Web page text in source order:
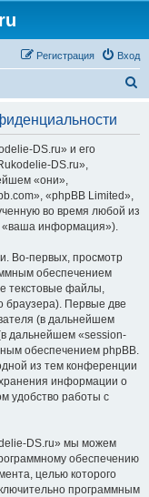
Вход
Регистрация
DS.ru» и его
DS.ru»,
«они»,
«phpBB Limited»,
во время любой из
«ваша информация»).
Во-первых, просмотр
обеспечением
текстовые файлы,
браузера). Первые две
(в дальнейшем
дальнейшем «session-
обеспечением phpBB.
из тем конференции
информации о
удобство работы с
DS.ru» мы можем
обеспечению
целью которого
программным